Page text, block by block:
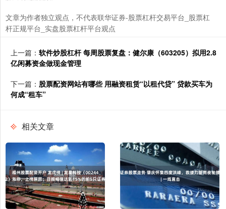
文章为作者独立观点，不代表联华证券-股票杠杆交易平台_股票杠
杆正规平台_实盘股票杠杆平台观点
上一篇： 软件炒股杠杆 每周股票复盘：健尔康（603205）拟用2.8
亿闲募资金做现金管理
下一篇： 股票配资网站有哪些 用融资租赁“以租代贷” 贷款买车为
何成“租车”
相关文章